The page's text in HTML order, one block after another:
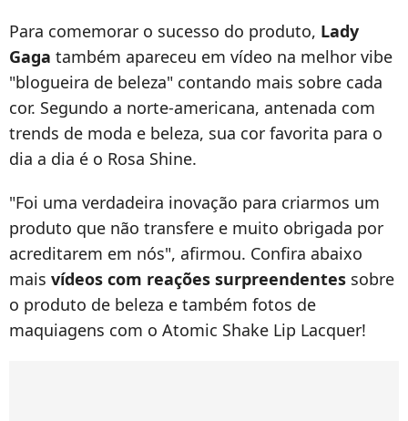
Para comemorar o sucesso do produto, Lady
Gaga também apareceu em vídeo na melhor vibe
"blogueira de beleza" contando mais sobre cada
cor. Segundo a norte-americana, antenada com
trends de moda e beleza, sua cor favorita para o
dia a dia é o Rosa Shine.
"Foi uma verdadeira inovação para criarmos um
produto que não transfere e muito obrigada por
acreditarem em nós", afirmou. Confira abaixo
mais vídeos com reações surpreendentes sobre
o produto de beleza e também fotos de
maquiagens com o Atomic Shake Lip Lacquer!